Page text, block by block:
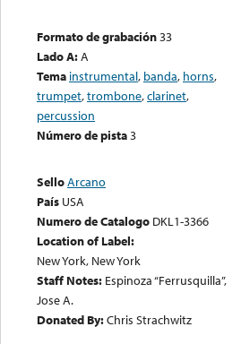
Formato de grabación33
Lado A:A
Tema instrumental, banda, horns,
trumpet,trombone,clarinet,
percussion
Número de pista3
SelloArcano
País USA
Numero de Catalogo DKL1-3366
Location of Label:
New York, New York
Staff Notes: Espinoza “Ferrusquilla”,
Jose A.
Donated By:Chris Strachwitz